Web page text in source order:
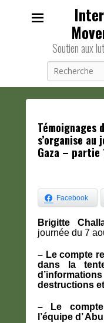
Soutien aux
Témoignages
s’organise au
Gaza –
Facebook
Brigitte
journée du 7
– Le compte
dans la
destructions
– Le
l’équipe d’